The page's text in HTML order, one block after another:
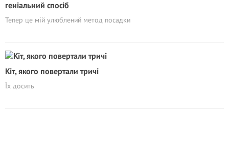
геніальний спосіб
Тепер це мій улюблений метод посадки
Кіт, якого повертали тричі
Їх досить